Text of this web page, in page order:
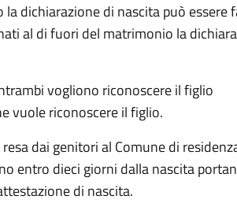
dichiarazione di nascita può essere
al di fuori del matrimonio la
vogliono riconoscere il figlio
vuole riconoscere il figlio.
dai genitori al Comune di
entro dieci giorni dalla nascita
di nascita.